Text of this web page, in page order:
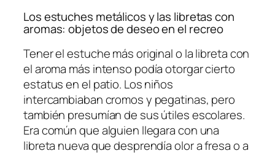
Los estuches metálicos y las libretas con
aromas: objetos de deseo en el recreo
Tener el estuche más original o la libreta con
el aroma más intenso podía otorgar cierto
estatus en el patio. Los niños
intercambiaban cromos y pegatinas, pero
también presumían de sus útiles escolares.
Era común que alguien llegara con una
libreta nueva que desprendía olor a fresa o a